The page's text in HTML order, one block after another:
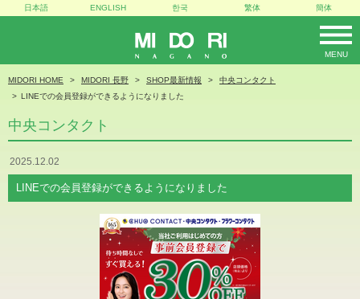
MIDORI
MENU
日本語 ENGLISH 한국 繁体 簡体
MIDORI HOME MIDORI 長野 SHOP最新情報
中央コンタクト
LINEでの会員登録ができるようになりました
中央コンタクト
2025.12.02
LINEでの会員登録ができるようになりました